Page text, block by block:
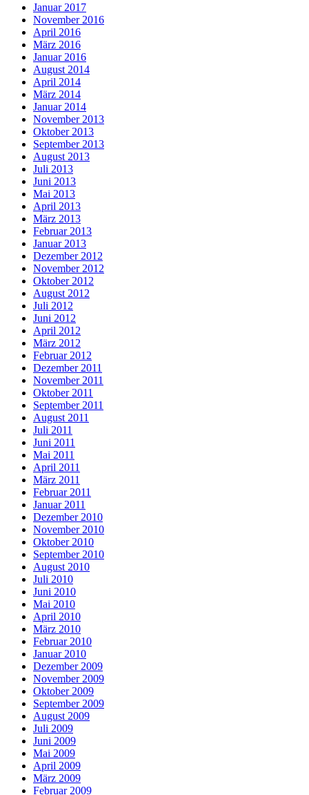
Januar 2017
November 2016
April 2016
März 2016
Januar 2016
August 2014
April 2014
März 2014
Januar 2014
November 2013
Oktober 2013
September 2013
August 2013
Juli 2013
Juni 2013
Mai 2013
April 2013
März 2013
Februar 2013
Januar 2013
Dezember 2012
November 2012
Oktober 2012
August 2012
Juli 2012
Juni 2012
April 2012
März 2012
Februar 2012
Dezember 2011
November 2011
Oktober 2011
September 2011
August 2011
Juli 2011
Juni 2011
Mai 2011
April 2011
März 2011
Februar 2011
Januar 2011
Dezember 2010
November 2010
Oktober 2010
September 2010
August 2010
Juli 2010
Juni 2010
Mai 2010
April 2010
März 2010
Februar 2010
Januar 2010
Dezember 2009
November 2009
Oktober 2009
September 2009
August 2009
Juli 2009
Juni 2009
Mai 2009
April 2009
März 2009
Februar 2009